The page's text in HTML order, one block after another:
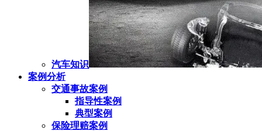
汽车知识
案例分析
交通事故案例
指导性案例
典型案例
保险理赔案例